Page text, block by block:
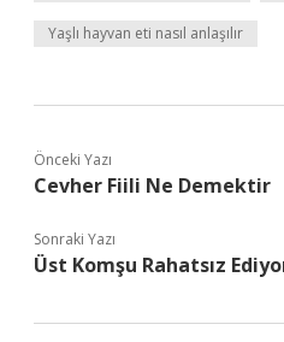
Yaşlı hayvan eti nasıl anlaşılır
Önceki Yazı
Cevher Fiili Ne Demektir
Sonraki Yazı
Üst Komşu Rahatsız